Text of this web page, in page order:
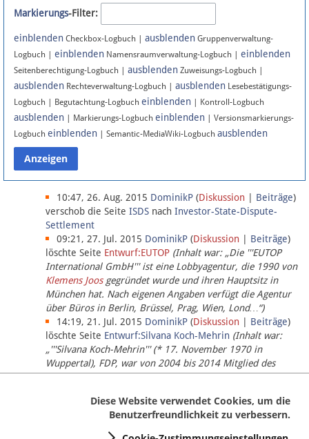
Bluesky
Facebook
Instagram
Anmelden
Datenschutz
Über Lobbypedia
Impressum
Markierungs-Filter:
einblenden Checkbox-Logbuch | ausblenden Gruppenverwaltung-
Logbuch | einblenden Namensraumverwaltung-Logbuch | einblenden
Seitenberechtigung-Logbuch | ausblenden Zuweisungs-Logbuch |
ausblenden Rechteverwaltung-Logbuch | ausblenden Lesebestätigungs-
Logbuch | Begutachtung-Logbuch einblenden | Kontroll-Logbuch
ausblenden | Markierungs-Logbuch einblenden | Versionsmarkierungs-
Logbuch einblenden | Semantic-MediaWiki-Logbuch ausblenden
10:47, 26. Aug. 2015 DominikP (Diskussion Beiträge)
verschob die Seite ISDS nach Investor-State-Dispute-
Settlement
09:21, 27. Jul. 2015 DominikP (Diskussion Beiträge)
löschte Seite Entwurf:EUTOP (Inhalt war: „Die '''EUTOP
International GmbH''' ist eine Lobbyagentur, die 1990 von
Klemens Joosgegründet wurde und ihren Hauptsitz in
München hat. Nach eigenen Angaben verfügt die Agentur
über Büros in Berlin, Brüssel, Prag, Wien, Lond…“)
14:19, 21. Jul. 2015 DominikP (Diskussion Beiträge)
löschte Seite Entwurf:Silvana Koch-Mehrin (Inhalt war:
„'''Silvana Koch-Mehrin''' (* 17. November 1970 in
Wuppertal), FDP, war von 2004 bis 2014 Mitglied des
Europäischen Parlaments, seit November 2014 ist sie für
Diese Website verwendet Cookies, um die
Benutzerfreundlichkeit zu verbessern.